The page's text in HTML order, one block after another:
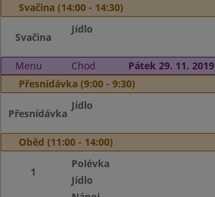
Svačina (14:00 - 14:30)
Svačina
Jídlo
Menu Chod
Pátek 29. 11. 2019
Přesnídávka (9:00 - 9:30)
Přesnídávka
Jídlo
Oběd (11:00 - 14:00)
1
Polévka
Jídlo